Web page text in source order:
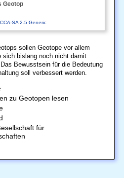
Geotop
CCA-SA 2.5 Generic
sollen Geotope vor allem
sich bislang noch nicht damit
Bewusstsein für die Bedeutung
soll verbessert werden.
zu Geotopen lesen
für